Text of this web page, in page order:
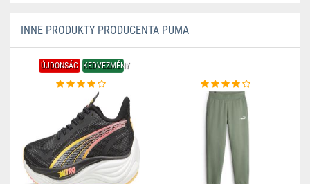
INNE PRODUKTY PRODUCENTA PUMA
ÚJDONSÁG KEDVEZMÉNY